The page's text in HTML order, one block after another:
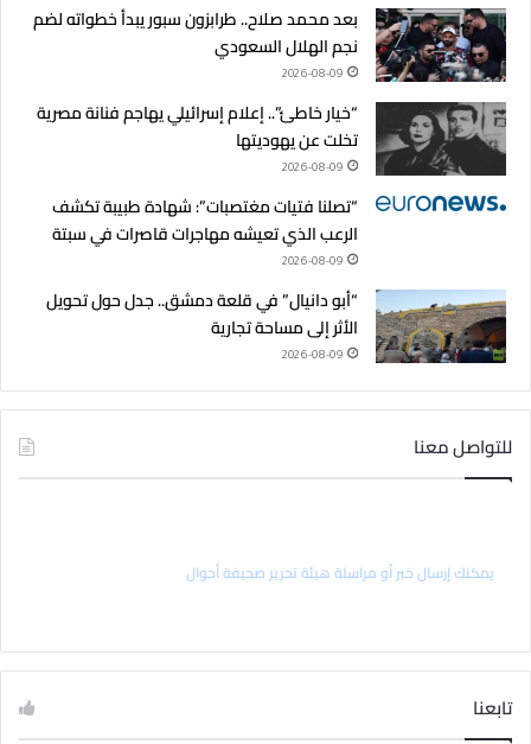
بعد محمد صلاح.. طرابزون سبور يبدأ خطواته لضم
نجم الهلال السعودي
2026-08-09
“خيار خاطئ”.. إعلام إسرائيلي يهاجم فنانة مصرية
تخلت عن يهوديتها
2026-08-09
“تصلنا فتيات مغتصبات”: شهادة طبيبة تكشف
الرعب الذي تعيشه مهاجرات قاصرات في سبتة
2026-08-09
“أبو دانيال” في قلعة دمشق.. جدل حول تحويل
الأثر إلى مساحة تجارية
2026-08-09
للتواصل معنا
يمكنك إرسال خبر أو مراسلة هيئة تحرير صحيفة أحوال
تابعنا